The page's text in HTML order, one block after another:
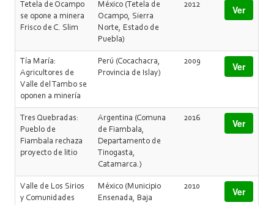
Tetela de Ocampo
se opone a minera
Frisco de C. Slim
México (Tetela de
Ocampo, Sierra
Norte, Estado de
Puebla)
2012 Ver
Tía María:
Agricultores de
Valle del Tambo se
oponen a minería
Perú (Cocachacra,
Provincia de Islay)
2009 Ver
Tres Quebradas:
Pueblo de
Fiambala rechaza
proyecto de litio
Argentina (Comuna
de Fiambala,
Departamento de
Tinogasta,
Catamarca.)
2016 Ver
Valle de Los Sirios
y Comunidades
México (Municipio
Ensenada, Baja
2010 Ver